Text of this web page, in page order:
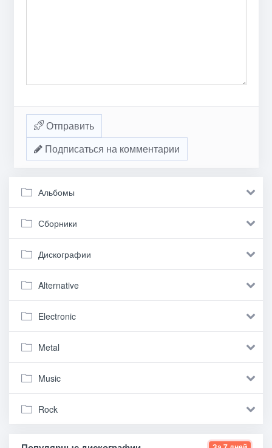
Отправить
Подписаться на комментарии
Альбомы
Сборники
Дискографии
Alternative
Electronic
Metal
Music
Rock